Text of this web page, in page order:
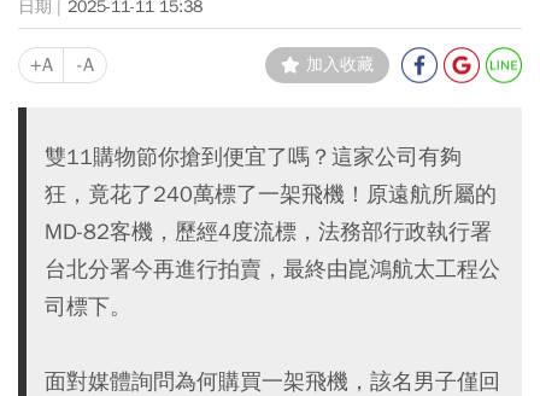
2025-11-11 15:38
+A -A 加入收藏
雙11購物節你搶到便宜了嗎？這家公司有夠
狂，竟花了240萬標了一架飛機！原遠航所屬的
MD-82客機，歷經4度流標，法務部行政執行署
台北分署今再進行拍賣，最終由崑鴻航太工程公
司標下。
面對媒體詢問為何購買一架飛機，該名男子僅回